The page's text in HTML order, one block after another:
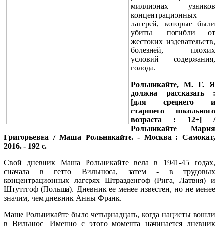
миллионах узников
концентрационных
лагерей, которые были
убиты, погибли от
жестоких издевательств,
болезней, плохих
условий содержания,
голода.
Рольникайте, М. Г. Я
должна рассказать :
[для среднего и
старшего школьного
возраста : 12+] /
Рольникайте Мария
Григорьевна / Маша Рольникайте. - Москва : Самокат,
2016. - 192 с.
Свой дневник Маша Рольникайте вела в 1941-45 годах,
сначала в гетто Вильнюса, затем - в трудовых
концентрационных лагерях Штразденгоф (Рига, Латвия) и
Штуттгоф (Польша). Дневник ее менее известен, но не менее
значим, чем дневник Анны Франк.
Маше Рольникайте было четырнадцать, когда нацисты вошли
в Вильнюс. Именно с этого момента начинается дневник